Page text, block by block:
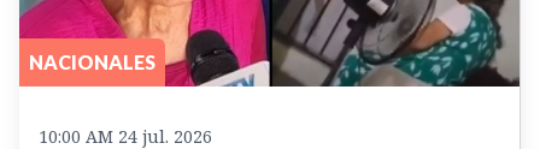
NACIONALES
10:00 AM 24 jul. 2026